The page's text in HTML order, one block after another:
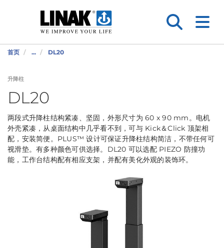
首页 ... DL20
升降柱
DL20
两段式升降柱结构紧凑、坚固，外形尺寸为 60 x 90 mm。电机
外壳紧凑，从桌面结构中几乎看不到，可与 Kick＆Click 顶架相
配，安装简便。PLUS™ 设计可保证升降柱结构简洁，不带任何可
视滑垫。有多种颜色可供选择。DL20 可以选配 PIEZO 防撞功
能，工作台结构配有相应支架，并配有美化外观的装饰环。